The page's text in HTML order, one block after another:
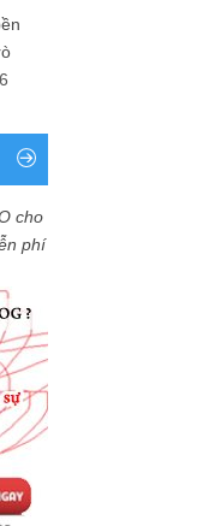
cho
phí